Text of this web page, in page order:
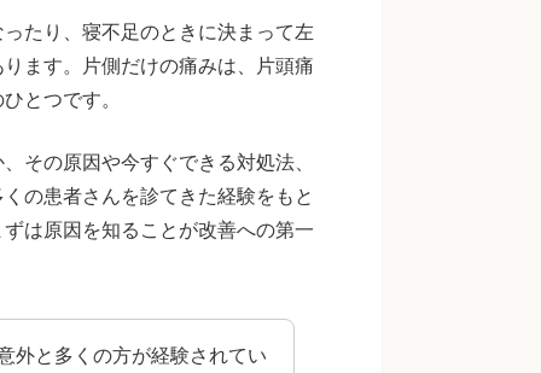
たり、寝不足のときに決まって左
ます。片側だけの痛みは、片頭痛
とつです。
その原因や今すぐできる対処法、
の患者さんを診てきた経験をもと
は原因を知ることが改善への第一
外と多くの方が経験されてい